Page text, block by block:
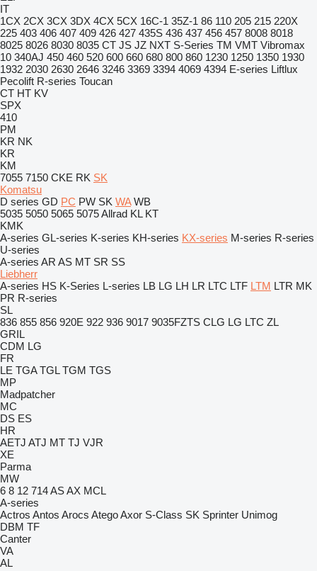
IT
1CX 2CX 3CX 3DX 4CX 5CX 16C-1 35Z-1 86 110 205 215 220X
225 403 406 407 409 426 427 435S 436 437 456 457 8008 8018
8025 8026 8030 8035 CT JS JZ NXT S-Series TM VMT Vibromax
10 340AJ 450 460 520 600 660 680 800 860 1230 1250 1350 1930
1932 2030 2630 2646 3246 3369 3394 4069 4394 E-series Liftlux
Pecolift R-series Toucan
CT HT KV
SPX
410
PM
KR NK
KR
KM
7055 7150 CKE RK SK
Komatsu
D series GD PC PW SK WA WB
5035 5050 5065 5075Allrad KL KT
KMK
A-series GL-series K-series KH-series KX-series M-series R-series
U-series
A-series AR AS MT SR SS
Liebherr
A-series HS K-Series L-series LB LG LH LR LTC LTF LTM LTR MK
PR R-series
SL
836 855 856 920E 922 936 9017 9035FZTS CLG LG LTC ZL
GRIL
CDM LG
FR
LE TGA TGL TGM TGS
MP
Madpatcher
MC
DS ES
HR
AETJ ATJ MT TJ VJR
XE
Parma
MW
6 8 12 714ASAX MCL
A-series
Actros Antos Arocs AtegoAxor S-Class SK Sprinter Unimog
DBM TF
Canter
VA
AL